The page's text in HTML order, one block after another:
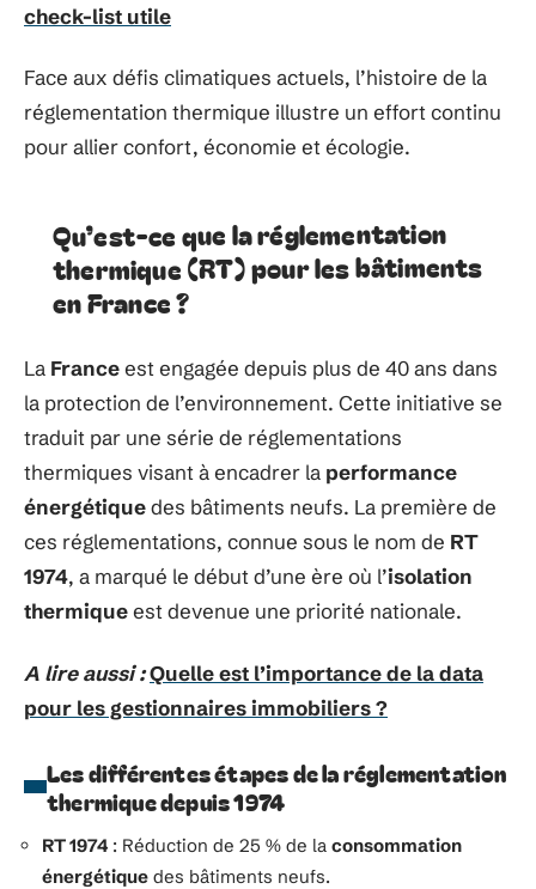
check-list utile
Face aux défis climatiques actuels, l’histoire de la
réglementation thermique illustre un effort continu
pour allier confort, économie et écologie.
Qu’est-ce que la réglementation
thermique (RT) pour les bâtiments
en France ?
La Franceest engagée depuis plus de 40 ans dans
la protection de l’environnement. Cette initiative se
traduit par une série de réglementations
thermiques visant à encadrer la performance
énergétiquedes bâtiments neufs. La première de
ces réglementations, connue sous le nom de RT
1974, a marqué le début d’une ère où l’isolation
thermiqueest devenue une priorité nationale.
A lire aussi :Quelle est l’importance de la data
pour les gestionnaires immobiliers ?
Les différentes étapes de la réglementation
thermique depuis 1974
RT 1974 : Réduction de 25 % de la consommation
énergétique des bâtiments neufs.